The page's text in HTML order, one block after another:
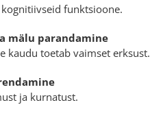
funktsioone.
mälu parandamine
kaudu toetab vaimset erksust.
ja kurnatust.